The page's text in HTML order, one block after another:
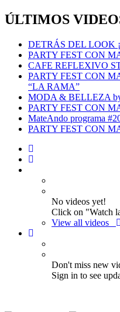
ÚLTIMOS
DETRÁS DEL LOOK
PARTY FEST CON
CAFE REFLEXIVO
PARTY FEST CON
“LA RAMA”
MODA & BELLEZA
PARTY FEST CON
MateAndo programa
PARTY FEST CON
No videos yet!
Click on "Watch
View all videos
Don't miss new
Sign in to see